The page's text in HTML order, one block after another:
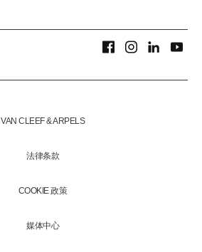
VAN CLEEF & ARPELS
法律条款
COOKIE 政策
媒体中心